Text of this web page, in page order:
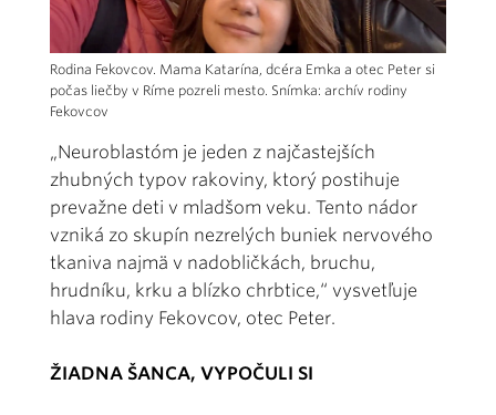
Rodina Fekovcov. Mama Katarína, dcéra Emka a otec Peter si
počas liečby v Ríme pozreli mesto. Snímka: archív rodiny
Fekovcov
„Neuroblastóm je jeden z najčastejších
zhubných typov rakoviny, ktorý postihuje
prevažne deti v mladšom veku. Tento nádor
vzniká zo skupín nezrelých buniek nervového
tkaniva najmä v nadobličkách, bruchu,
hrudníku, krku a blízko chrbtice,“ vysvetľuje
hlava rodiny Fekovcov, otec Peter.
ŽIADNA ŠANCA, VYPOČULI SI